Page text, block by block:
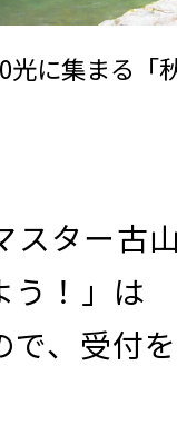
光に集まる「
スター古
う！」は
で、受付